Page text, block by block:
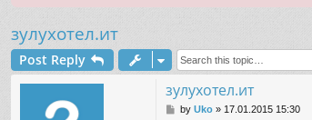
зулухотел.ит
Post Reply
зулухотел.ит
Pby Uko» 17.01.2015 15:30